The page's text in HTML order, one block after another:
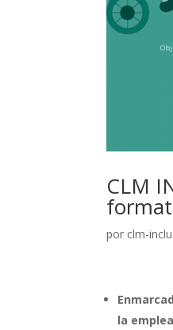
CLM
por clm-
la